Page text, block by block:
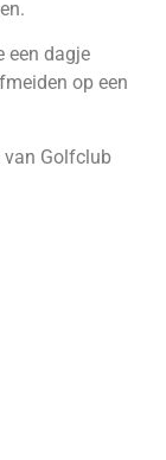
een dagje
op een
van Golfclub